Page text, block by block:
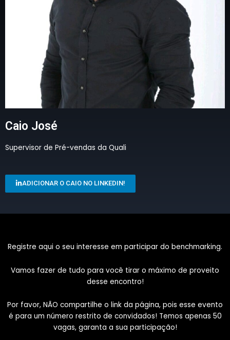
Caio José
Supervisor de Pré-vendas da Quali
ADICIONAR O CAIO NO LINKEDIN!
Registre aqui o seu interesse em participar do benchmarking.
Vamos fazer de tudo para você tirar o máximo de proveito
desse encontro!
Por favor, NÃO compartilhe o link da página, pois esse evento
é para um número restrito de convidados! Temos apenas 50
vagas, garanta a sua participação!